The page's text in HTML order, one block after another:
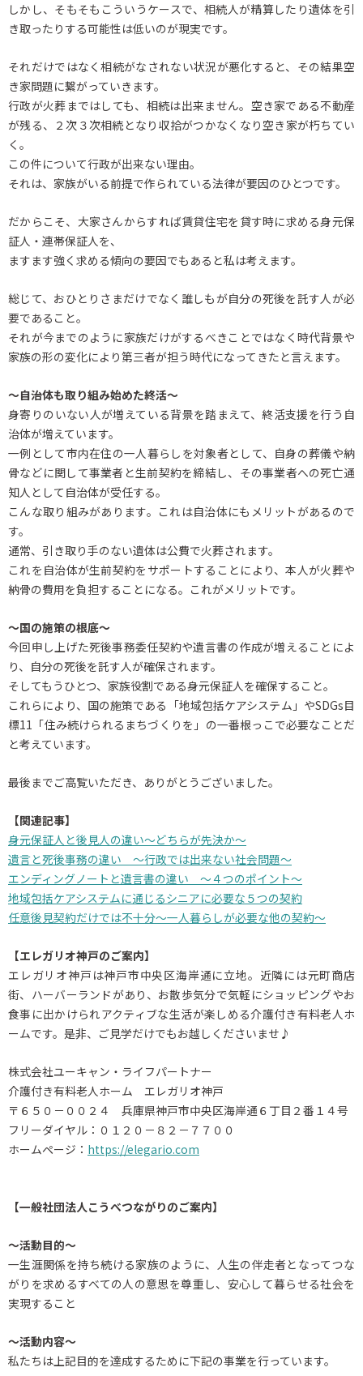
しかし、そもそもこういうケースで、相続人が精算したり遺体を引
き取ったりする可能性は低いのが現実です。
それだけではなく相続がなされない状況が悪化すると、その結果空
き家問題に繋がっていきます。
行政が火葬まではしても、相続は出来ません。空き家である不動産
が残る、２次３次相続となり収拾がつかなくなり空き家が朽ちてい
く。
この件について行政が出来ない理由。
それは、家族がいる前提で作られている法律が要因のひとつです。
だからこそ、大家さんからすれば賃貸住宅を貸す時に求める身元保
証人・連帯保証人を、
ますます強く求める傾向の要因でもあると私は考えます。
総じて、おひとりさまだけでなく誰しもが自分の死後を託す人が必
要であること。
それが今までのように家族だけがするべきことではなく時代背景や
家族の形の変化により第三者が担う時代になってきたと言えます。
～自治体も取り組み始めた終活～
身寄りのいない人が増えている背景を踏まえて、終活支援を行う自
治体が増えています。
一例として市内在住の一人暮らしを対象者として、自身の葬儀や納
骨などに関して事業者と生前契約を締結し、その事業者への死亡通
知人として自治体が受任する。
こんな取り組みがあります。これは自治体にもメリットがあるので
す。
通常、引き取り手のない遺体は公費で火葬されます。
これを自治体が生前契約をサポートすることにより、本人が火葬や
納骨の費用を負担することになる。これがメリットです。
～国の施策の根底～
今回申し上げた死後事務委任契約や遺言書の作成が増えることによ
り、自分の死後を託す人が確保されます。
そしてもうひとつ、家族役割である身元保証人を確保すること。
これらにより、国の施策である「地域包括ケアシステム」やSDGs目
標11「住み続けられるまちづくりを」の一番根っこで必要なことだ
と考えています。
最後までご高覧いただき、ありがとうございました。
【関連記事】
身元保証人と後見人の違い～どちらが先決か～
遺言と死後事務の違い ～行政では出来ない社会問題～
エンディングノートと遺言書の違い ～４つのポイント～
地域包括ケアシステムに通じるシニアに必要な５つの契約
任意後見契約だけでは不十分～一人暮らしが必要な他の契約～
【エレガリオ神戸のご案内】
エレガリオ神戸は神戸市中央区海岸通に立地。近隣には元町商店
街、ハーバーランドがあり、お散歩気分で気軽にショッピングやお
食事に出かけられアクティブな生活が楽しめる介護付き有料老人ホ
ームです。是非、ご見学だけでもお越しくださいませ♪
株式会社ユーキャン・ライフパートナー
介護付き有料老人ホーム エレガリオ神戸
〒６５０－００２４ 兵庫県神戸市中央区海岸通６丁目２番１４号
フリーダイヤル：０１２０－８２－７７００
ホームページ： https://elegario.com
【一般社団法人こうべつながりのご案内】
～活動目的～
一生涯関係を持ち続ける家族のように、人生の伴走者となってつな
がりを求めるすべての人の意思を尊重し、安心して暮らせる社会を
実現すること
～活動内容～
私たちは上記目的を達成するために下記の事業を行っています。